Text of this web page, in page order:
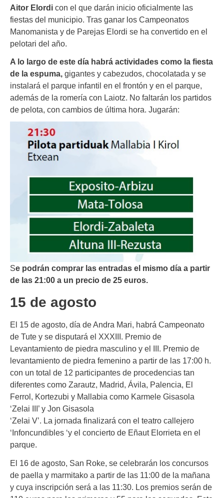
Aitor Elordi con el que darán inicio oficialmente las
fiestas del municipio. Tras ganar los Campeonatos
Manomanista y de Parejas Elordi se ha convertido en el
pelotari del año.
A lo largo de este día habrá actividades como la fiesta
de la espuma, gigantes y cabezudos, chocolatada y se
instalará el parque infantil en el frontón y en el parque,
además de la romería con Laiotz. No faltarán los partidos
de pelota, con cambios de última hora. Jugarán:
Se podrán comprar las entradas el mismo día a partir
de las 21:00 a un precio de 25 euros.
15 de agosto
El 15 de agosto, día de Andra Mari, habrá Campeonato
de Tute y se disputará el XXXIII. Premio de
Levantamiento de piedra masculino y el III. Premio de
levantamiento de piedra femenino a partir de las 17:00 h.
con un total de 12 participantes de procedencias tan
diferentes como Zarautz, Madrid, Ávila, Palencia, El
Ferrol, Kortezubi y Mallabia como Karmele Gisasola
‘Zelai III’ y Jon Gisasola
‘Zelai V’. La jornada finalizará con el teatro callejero
‘Infoncundibles ‘y el concierto de Eñaut Elorrieta en el
parque.
El 16 de agosto, San Roke, se celebrarán los concursos
de paella y marmitako a partir de las 11:00 de la mañana
y cuya inscripción será a las 11:30. Los premios serán de